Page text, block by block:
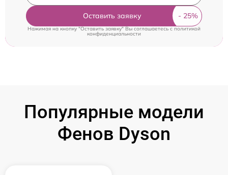
Оставить заявку
Нажимая на кнопку "Оставить заявку" Вы соглашаетесь cполитикой
конфиденциальности
Популярные модели
Фенов Dyson